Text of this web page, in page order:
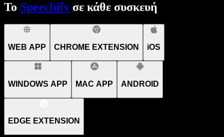
Το Speechify σε κάθε συσκευή
WEB APP CHROME EXTENSION iOS
WINDOWS APP MAC APP ANDROID
EDGE EXTENSION